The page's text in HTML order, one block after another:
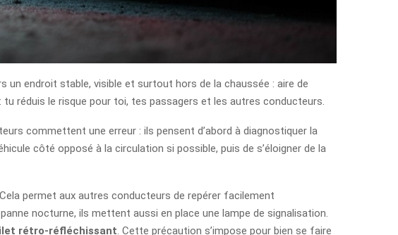
un endroit stable, visible et surtout hors de la chaussée : aire de
tu réduis le risque pour toi, tes passagers et les autres conducteurs.
commettent une erreur : ils pensent d’abord à diagnostiquer la
côté opposé à la circulation si possible, puis de s’éloigner de la
permet aux autres conducteurs de repérer facilement
nocturne, ils mettent aussi en place une lampe de signalisation.
rétro-réfléchissant. Cette précaution s’impose pour bien se faire